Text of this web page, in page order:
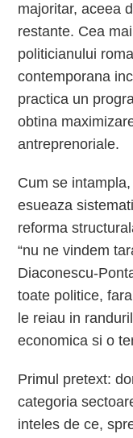
majoritar, aceea
restante. Cea
politicianului
contemporana
practica un
obtina
antreprenoriale.
Cum se
esueaza
reforma
“nu ne vindem
Diaconescu-
toate politice,
le reiau in
economica si o
Primul pretext:
categoria
inteles de ce,